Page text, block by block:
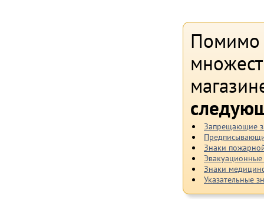
Помимо
Запрещающие
Знаки
Эвакуационные
Знаки
Указательные